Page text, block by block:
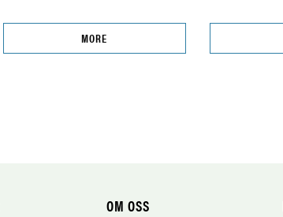
MORE
OM OSS